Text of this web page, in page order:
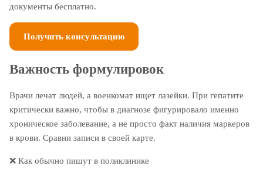
документы бесплатно.
Получить консультацию
Важность формулировок
Врачи лечат людей, а военкомат ищет лазейки. При гепатите
критически важно, чтобы в диагнозе фигурировало именно
хроническое заболевание, а не просто факт наличия маркеров
в крови. Сравни записи в своей карте.
❌ Как обычно пишут в поликлинике